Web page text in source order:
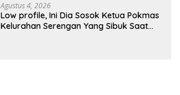
Agustus 4, 2026
Low profile, Ini Dia Sosok Ketua Pokmas
Kelurahan Serengan Yang Sibuk Saat